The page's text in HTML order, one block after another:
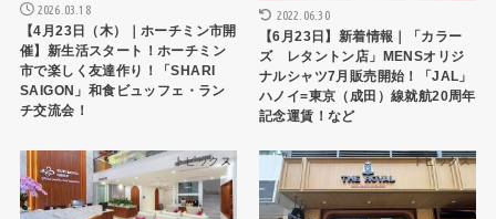
2026.03.18
【4月23日（木）｜ホーチミン市開
催】新生活スタート！ホーチミン
市で楽しく友達作り！「SHARI
SAIGON」和食ビュッフェ・ラン
チ交流会！
2022.06.30
【6月23日】新着情報｜「カラー
ズ レタントン店」MENSオリジ
ナルシャツ7月販売開始！「JAL」
ハノイ=東京（成田）線就航20周年
記念運賃！など
トピックス トピックス